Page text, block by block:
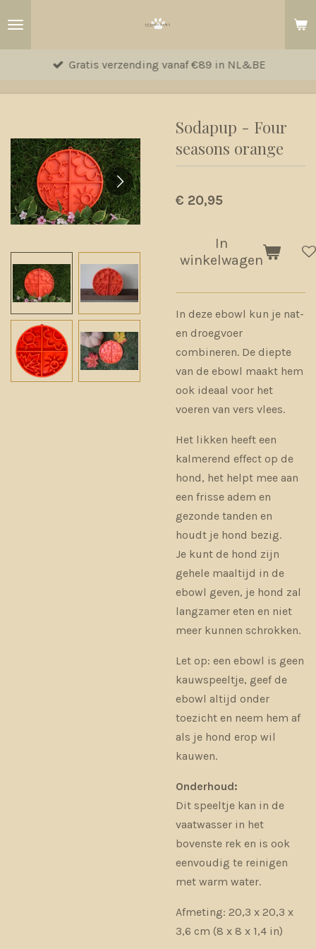
hoofdinhoud
Gratis verzending vanaf €89 in NL&BE
Sodapup - Four
seasons orange
€ 20,95
In
winkelwagen
In deze ebowl kun je nat-
en droegvoer
combineren. De diepte
van de ebowl maakt hem
ook ideaal voor het
voeren van vers vlees.
Het likken heeft een
kalmerend effect op de
hond, het helpt mee aan
een frisse adem en
gezonde tanden en
houdt je hond bezig.
Je kunt de hond zijn
gehele maaltijd in de
ebowl geven, je hond zal
langzamer eten en niet
meer kunnen schrokken.
Let op: een ebowl is geen
kauwspeeltje, geef de
ebowl altijd onder
toezicht en neem hem af
als je hond erop wil
kauwen.
Onderhoud:
Dit speeltje kan in de
vaatwasser in het
bovenste rek en is ook
eenvoudig te reinigen
met warm water.
Afmeting: 20,3 x 20,3 x
3,6 cm (8 x 8 x 1,4 in)